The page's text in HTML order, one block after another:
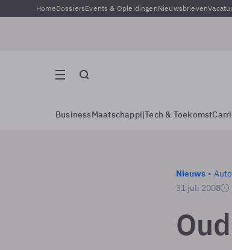
HomeDossiersEvents & OpleidingenNieuwsbrieven
BusinessMaatschappijTech & Toekomst
Nieuws
31 juli 2008